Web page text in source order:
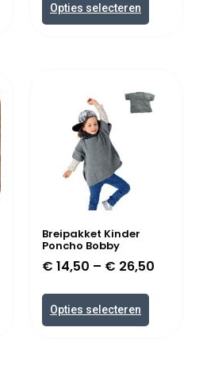
Opties selecteren
Breipakket Kinder
Poncho Bobby
€ 14,50 – € 26,50
Opties selecteren